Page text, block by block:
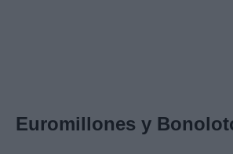
Euromillones y